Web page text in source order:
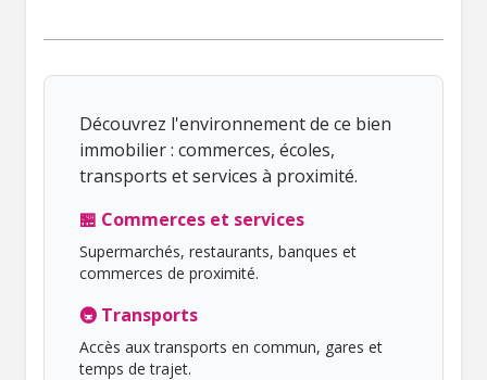
Découvrez l'environnement de ce bien
immobilier : commerces, écoles,
transports et services à proximité.
🏪 Commerces et services
Supermarchés, restaurants, banques et
commerces de proximité.
🚇 Transports
Accès aux transports en commun, gares et
temps de trajet.